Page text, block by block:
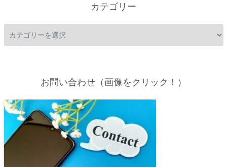
カテゴリー
お問い合わせ（画像をクリック！）